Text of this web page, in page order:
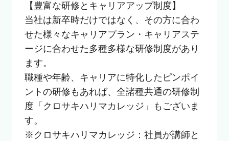
【豊富な研修とキャリアアップ制度】
当社は新卒時だけではなく、その方に合わ
せた様々なキャリアプラン・キャリアステ
ージに合わせた多種多様な研修制度があり
ます。
職種や年齢、キャリアに特化したピンポイ
ントの研修もあれば、全諸種共通の研修制
度「クロサキハリマカレッジ」もございま
す。
※クロサキハリマカレッジ：社員が講師と